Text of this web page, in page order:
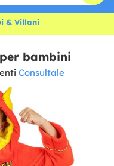
& Villani
bambini
Consultale